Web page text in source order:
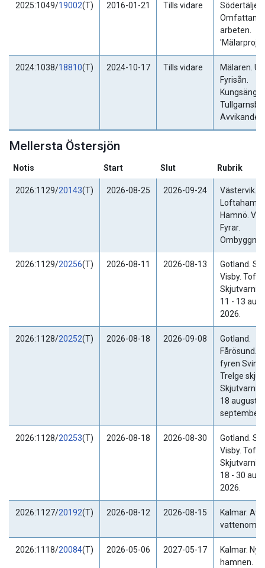
2025:1049/19002(T) 2016-01-21 Tills vidare
Södertälje
arbeten.
2024:1038/18810(T) 2024-10-17 Tills vidare
Mälaren.
Fyrisån.
Avvikande
Mellersta Östersjön
Notis Start Slut Rubrik
2026:1129/20143(T) 2026-08-25 2026-09-24
Västervik.
Hamnö.
Fyrar.
2026:1129/20256(T) 2026-08-11 2026-08-13
Gotland.
Visby. Tofta.
11 - 13
2026.
2026:1128/20252(T) 2026-08-18 2026-09-08
Gotland.
Fårösund.
fyren
Trelge
18 augusti -
september
2026:1128/20253(T) 2026-08-18 2026-08-30
Gotland.
Visby. Tofta.
18 - 30
2026.
2026:1127/20192(T) 2026-08-12 2026-08-15
Kalmar.
2026:1118/20084(T) 2026-05-06 2027-05-17
Kalmar. Nya
hamnen.